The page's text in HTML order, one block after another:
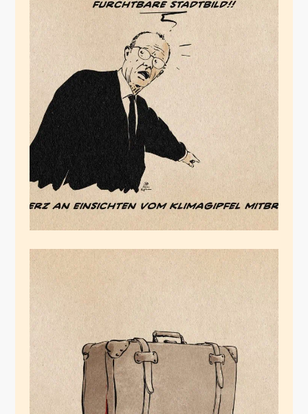
Der Mokant
November 19, 2025
Regelbruchnormalität
November 19, 2025